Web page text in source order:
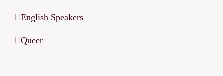
English Speakers
Queer